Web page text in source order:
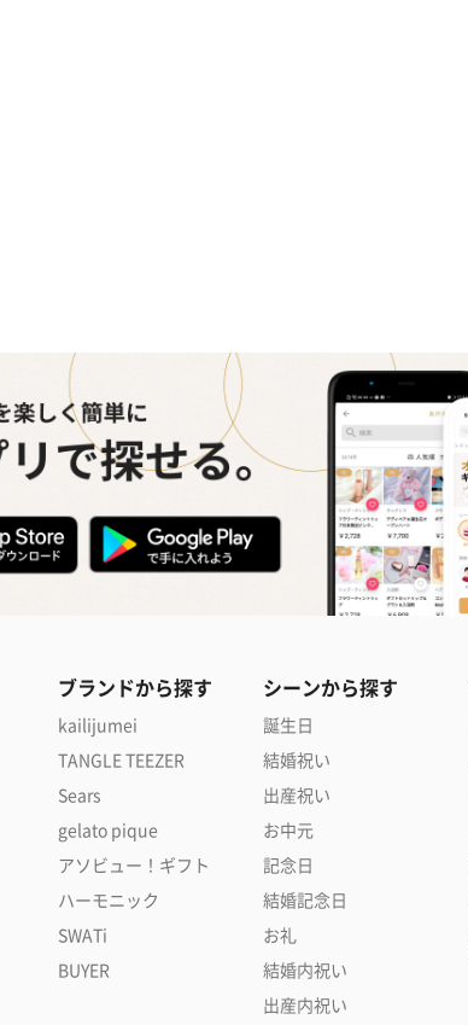
ブランドから探す
kailijumei
TANGLE TEEZER
Sears
gelato pique
アソビュー！ギフト
ハーモニック
SWATi
BUYER
シーンから探す
誕生日
結婚祝い
出産祝い
お中元
記念日
結婚記念日
お礼
結婚内祝い
出産内祝い